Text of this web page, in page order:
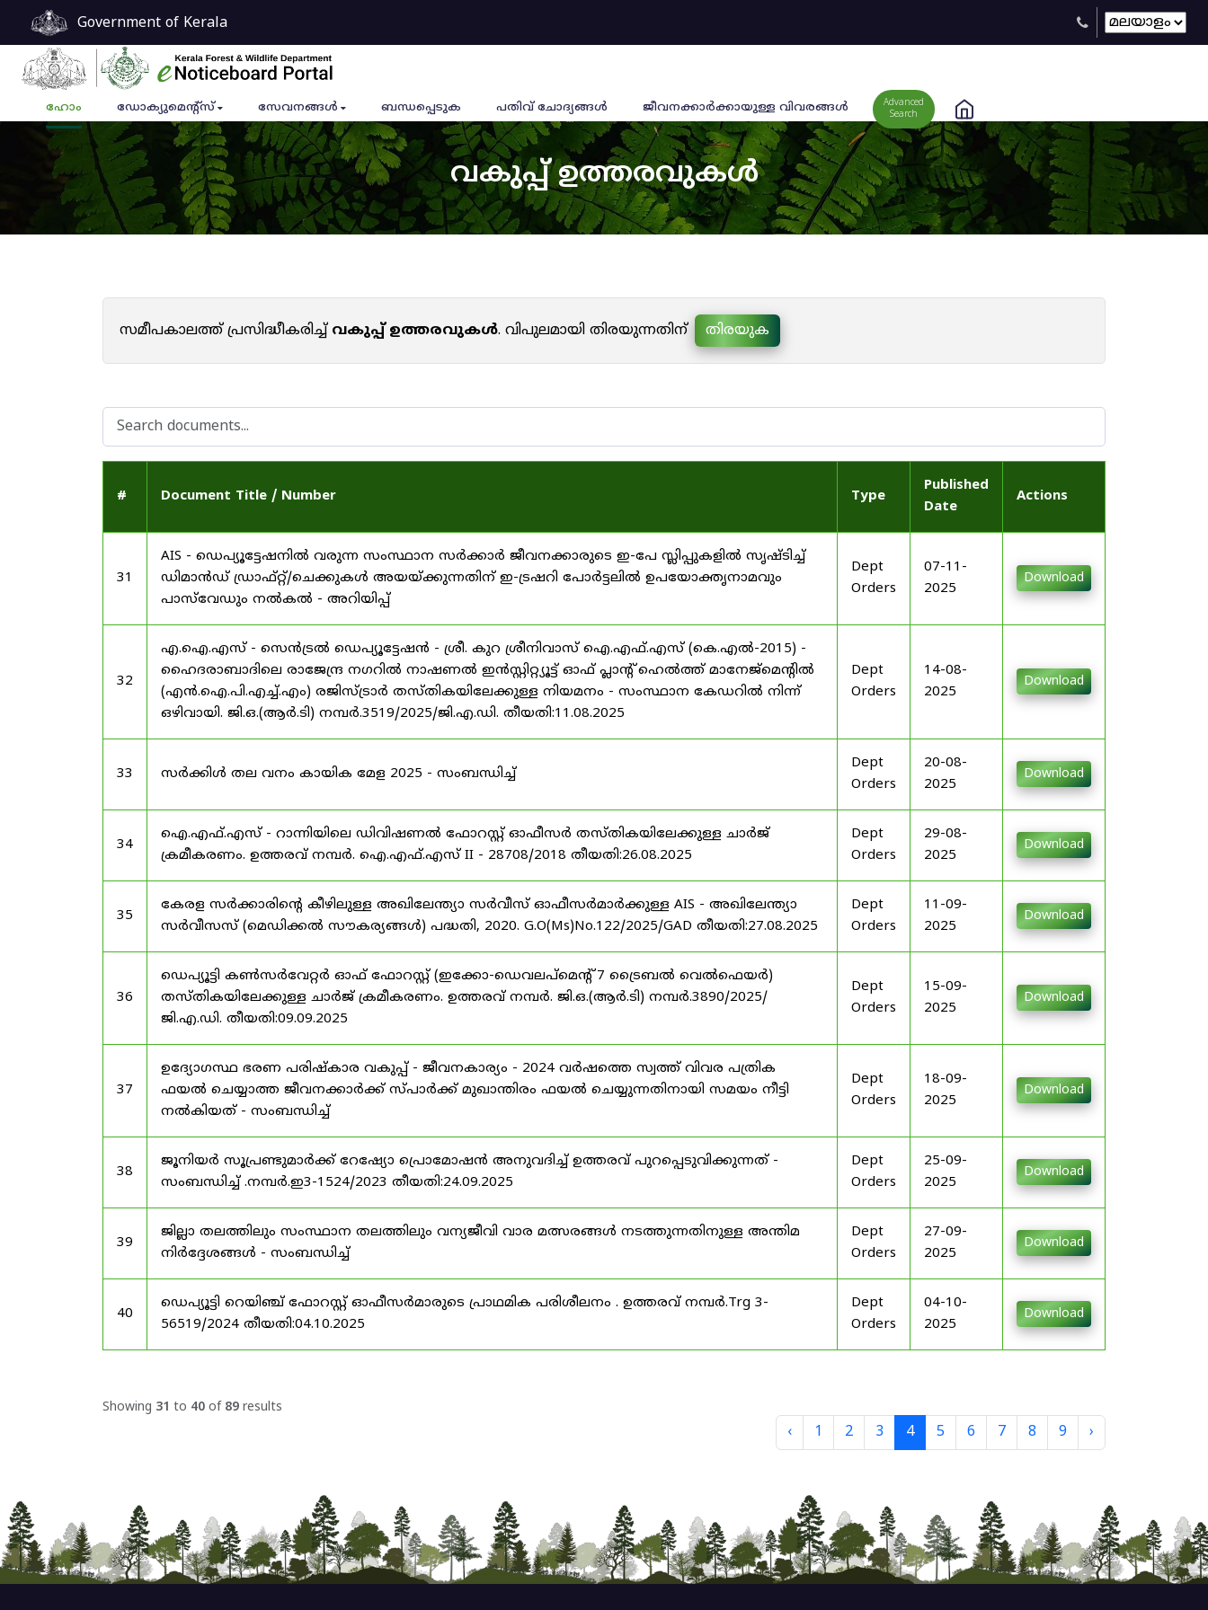
Government of Kerala
ഹോം ഡോക്യുമെൻ്റ്സ് സേവനങ്ങൾ ബന്ധപ്പെടുക പതിവ് ചോദ്യങ്ങൾ ജീവനക്കാര്‍ക്കായുള്ള വിവരങ്ങള്‍
Advanced
Search
വകുപ്പ് ഉത്തരവുകൾ
സമീപകാലത്ത് പ്രസിദ്ധീകരിച്ച്വകുപ്പ് ഉത്തരവുകൾ. വിപുലമായി തിരയുന്നതിന് തിരയുക
# Document Title / Number Type
Published
Date
Actions
31
AIS - ഡെപ്യൂട്ടേഷനിൽ വരുന്ന സംസ്ഥാന സർക്കാർ ജീവനക്കാരുടെ ഇ-പേ സ്ലിപ്പുകളിൽ സൃഷ്ടിച്ച്
ഡിമാൻഡ് ഡ്രാഫ്റ്റ്/ചെക്കുകൾ അയയ്ക്കുന്നതിന് ഇ-ട്രഷറി പോർട്ടലിൽ ഉപയോക്തൃനാമവും
പാസ്‌വേഡും നൽകൽ - അറിയിപ്പ്
Dept
Orders
07-11-
2025
Download
32
എ.ഐ.എസ് - സെൻട്രൽ ഡെപ്യൂട്ടേഷൻ - ശ്രീ. കുറ ശ്രീനിവാസ് ഐ.എഫ്.എസ് (കെ.എൽ-2015) -
ഹൈദരാബാദിലെ രാജേന്ദ്ര നഗറിൽ നാഷണൽ ഇൻസ്റ്റിറ്റ്യൂട്ട് ഓഫ് പ്ലാന്റ് ഹെൽത്ത് മാനേജ്‌മെന്റിൽ
(എൻ.ഐ.പി.എച്ച്.എം) രജിസ്ട്രാർ തസ്തികയിലേക്കുള്ള നിയമനം - സംസ്ഥാന കേഡറിൽ നിന്ന്
ഒഴിവായി. ജി.ഒ.(ആർ.ടി) നമ്പർ.3519/2025/ജി.എ.ഡി. തീയതി:11.08.2025
Dept
Orders
14-08-
2025
Download
33 സർക്കിൾ തല വനം കായിക മേള 2025 - സംബന്ധിച്ച്
Dept
Orders
20-08-
2025
Download
34
ഐ.എഫ്.എസ് - റാന്നിയിലെ ഡിവിഷണൽ ഫോറസ്റ്റ് ഓഫീസർ തസ്തികയിലേക്കുള്ള ചാർജ്
ക്രമീകരണം. ഉത്തരവ് നമ്പർ. ഐ.എഫ്.എസ് II - 28708/2018 തീയതി:26.08.2025
Dept
Orders
29-08-
2025
Download
35
കേരള സർക്കാരിന്റെ കീഴിലുള്ള അഖിലേന്ത്യാ സർവീസ് ഓഫീസർമാർക്കുള്ള AIS - അഖിലേന്ത്യാ
സർവീസസ് (മെഡിക്കൽ സൗകര്യങ്ങൾ) പദ്ധതി, 2020. G.O(Ms)No.122/2025/GAD തീയതി:27.08.2025
Dept
Orders
11-09-
2025
Download
36
ഡെപ്യൂട്ടി കൺസർവേറ്റർ ഓഫ് ഫോറസ്റ്റ് (ഇക്കോ-ഡെവലപ്മെന്റ് 7 ട്രൈബൽ വെൽഫെയർ)
തസ്തികയിലേക്കുള്ള ചാർജ് ക്രമീകരണം. ഉത്തരവ് നമ്പർ. ജി.ഒ.(ആർ.ടി) നമ്പർ.3890/2025/
ജി.എ.ഡി. തീയതി:09.09.2025
Dept
Orders
15-09-
2025
Download
37
ഉദ്യോഗസ്ഥ ഭരണ പരിഷ്കാര വകുപ്പ് - ജീവനകാര്യം - 2024 വർഷത്തെ സ്വത്ത് വിവര പത്രിക
ഫയൽ ചെയ്യാത്ത ജീവനക്കാർക്ക് സ്പാർക്ക് മുഖാന്തിരം ഫയൽ ചെയ്യുന്നതിനായി സമയം നീട്ടി
നൽകിയത് - സംബന്ധിച്ച്
Dept
Orders
18-09-
2025
Download
38
ജൂനിയർ സൂപ്രണ്ടുമാർക്ക് റേഷ്യോ പ്രൊമോഷൻ അനുവദിച്ച് ഉത്തരവ് പുറപ്പെടുവിക്കുന്നത് -
സംബന്ധിച്ച് .നമ്പർ.ഇ3-1524/2023 തീയതി:24.09.2025
Dept
Orders
25-09-
2025
Download
39
ജില്ലാ തലത്തിലും സംസ്ഥാന തലത്തിലും വന്യജീവി വാര മത്സരങ്ങൾ നടത്തുന്നതിനുള്ള അന്തിമ
നിർദ്ദേശങ്ങൾ - സംബന്ധിച്ച്
Dept
Orders
27-09-
2025
Download
40
ഡെപ്യൂട്ടി റെയിഞ്ച് ഫോറസ്റ്റ് ഓഫീസർമാരുടെ പ്രാഥമിക പരിശീലനം . ഉത്തരവ് നമ്പർ.Trg 3-
56519/2024 തീയതി:04.10.2025
Dept
Orders
04-10-
2025
Download
Showing 31 to 40 of 89 results
‹ 1 2 3 4 5 6 7 8 9 ›